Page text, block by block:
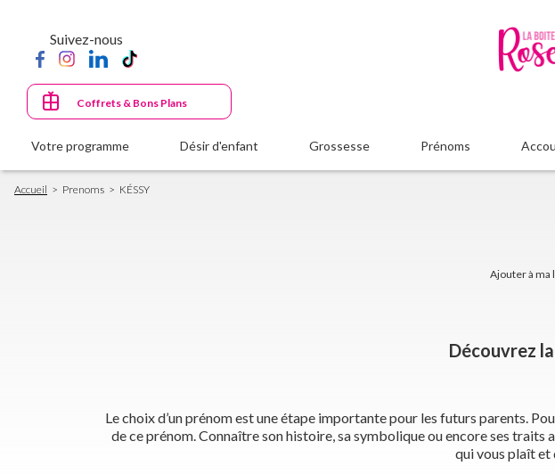
principal
Suivez-nous
Coffrets & Bons Plans
Votre programme Désir d'enfant Grossesse Prénoms
Fil
d'Ariane
Accueil Prenoms KÉSSY
Ajouter à ma
Découvrez
Le choix d’un prénom est une étape importante pour les futurs parents.
de ce prénom. Connaître son histoire, sa symbolique ou encore ses traits
qui vous plaît et